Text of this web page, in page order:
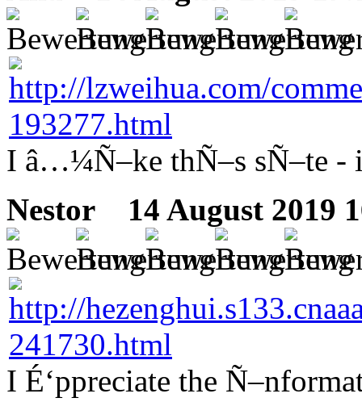
I â…¼Ñ–ke thÑ–s sÑ–te -
Nestor
14 August 2019
I É‘ppreciate the